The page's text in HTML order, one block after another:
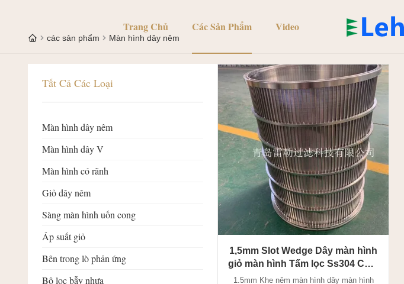
Trang Chủ Các Sản Phẩm Video
các sản phẩm Màn hình dây nêm
Tất Cả Các Loại
Màn hình dây nêm
Màn hình dây V
Màn hình có rãnh
Giỏ dây nêm
Sàng màn hình uốn cong
Áp suất giỏ
Bên trong lò phản ứng
Bộ lọc bẫy nhựa
1,5mm Slot Wedge Dây màn hình
giỏ màn hình Tấm lọc Ss304 Chất
liệu
1.5mm Khe nêm màn hình dây màn hình